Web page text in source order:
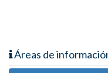
Áreas de